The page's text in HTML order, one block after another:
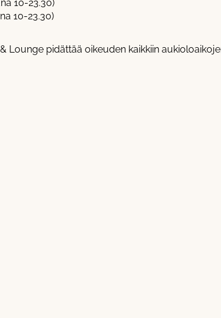
10-23.30)
10-23.30)
Lounge pidättää oikeuden kaikkiin